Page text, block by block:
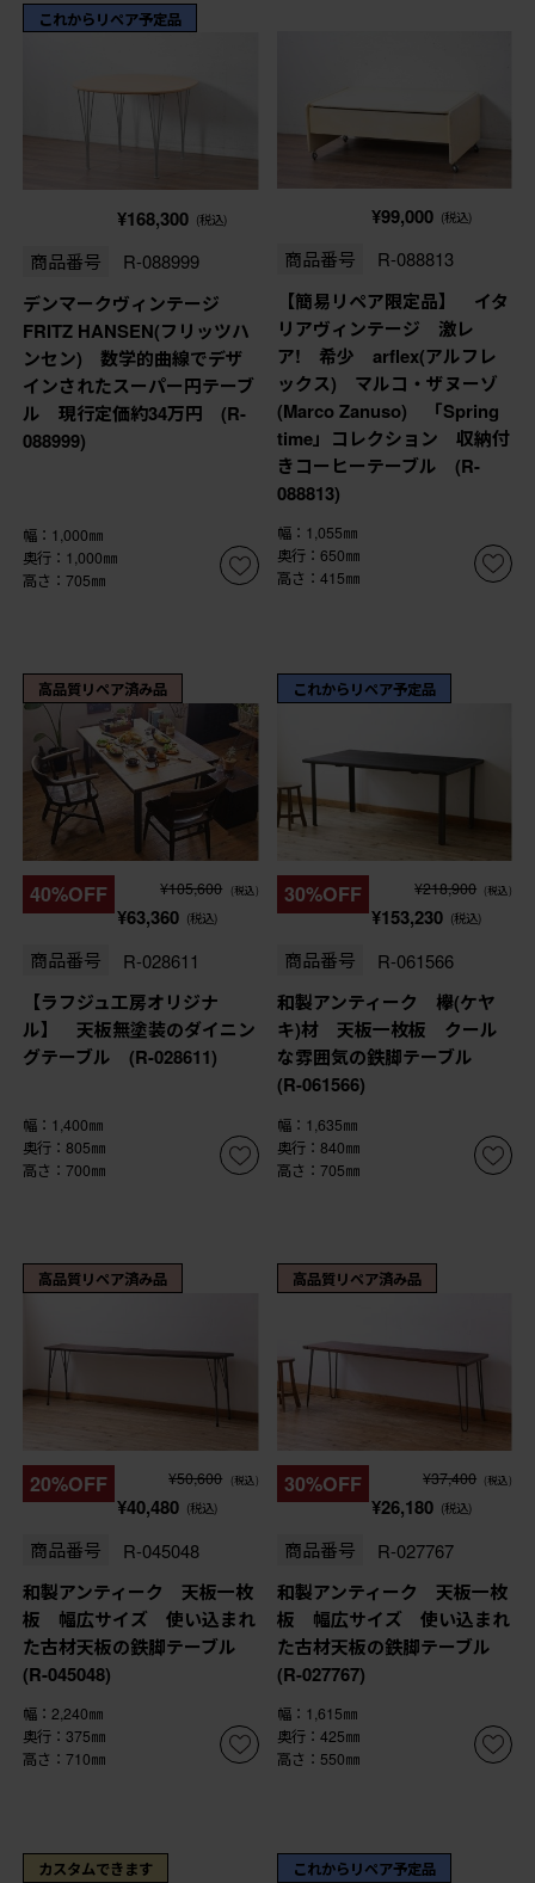
これからリペア予定品
¥168,300 (税込)
商品番号 R-088999
デンマークヴィンテージ
FRITZ HANSEN(フリッツハ
ンセン) 数学的曲線でデザ
インされたスーパー円テーブ
ル 現行定価約34万円 (R-
088999)
幅：1,000㎜
奥行：1,000㎜
高さ：705㎜
¥99,000 (税込)
商品番号 R-088813
【簡易リペア限定品】 イタ
リアヴィンテージ 激レ
ア! 希少 arflex(アルフレ
ックス) マルコ・ザヌーゾ
(Marco Zanuso) 「Spring
time」コレクション 収納付
きコーヒーテーブル (R-
088813)
幅：1,055㎜
奥行：650㎜
高さ：415㎜
高品質リペア済み品
40%OFF ¥105,600 (税込)
¥63,360 (税込)
商品番号 R-028611
【ラフジュ工房オリジナ
ル】 天板無塗装のダイニン
グテーブル (R-028611)
幅：1,400㎜
奥行：805㎜
高さ：700㎜
これからリペア予定品
30%OFF ¥218,900 (税込)
¥153,230 (税込)
商品番号 R-061566
和製アンティーク 欅(ケヤ
キ)材 天板一枚板 クール
な雰囲気の鉄脚テーブル
(R-061566)
幅：1,635㎜
奥行：840㎜
高さ：705㎜
高品質リペア済み品
20%OFF ¥50,600 (税込)
¥40,480 (税込)
商品番号 R-045048
和製アンティーク 天板一枚
板 幅広サイズ 使い込まれ
た古材天板の鉄脚テーブル
(R-045048)
幅：2,240㎜
奥行：375㎜
高さ：710㎜
高品質リペア済み品
30%OFF ¥37,400 (税込)
¥26,180 (税込)
商品番号 R-027767
和製アンティーク 天板一枚
板 幅広サイズ 使い込まれ
た古材天板の鉄脚テーブル
(R-027767)
幅：1,615㎜
奥行：425㎜
高さ：550㎜
カスタムできます これからリペア予定品